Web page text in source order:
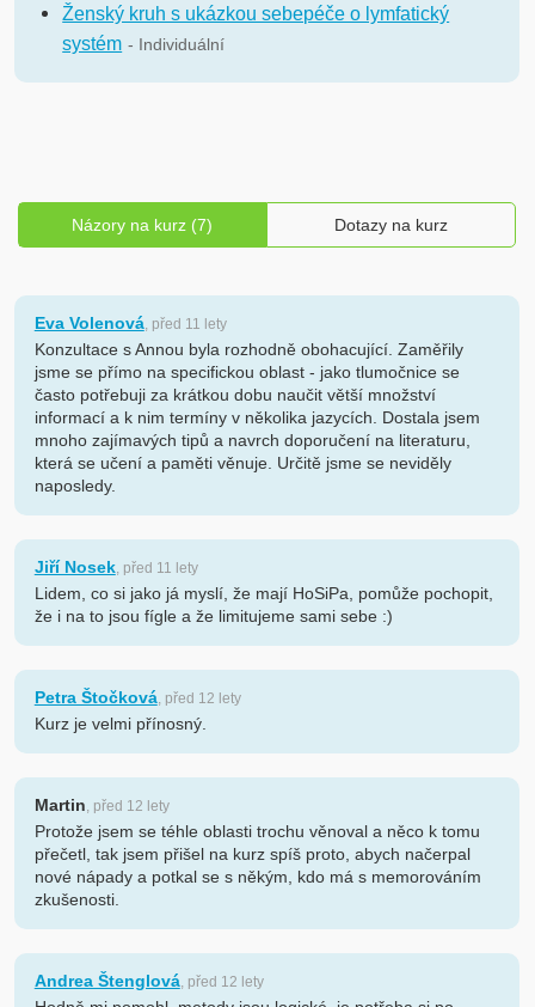
Ženský kruh s ukázkou sebepéče o lymfatický
systém - Individuální
Názory na kurz (7) Dotazy na kurz
Eva Volenová, před 11 lety
Konzultace s Annou byla rozhodně obohacující. Zaměřily
jsme se přímo na specifickou oblast - jako tlumočnice se
často potřebuji za krátkou dobu naučit větší množství
informací a k nim termíny v několika jazycích. Dostala jsem
mnoho zajímavých tipů a navrch doporučení na literaturu,
která se učení a paměti věnuje. Určitě jsme se neviděly
naposledy.
Jiří Nosek, před 11 lety
Lidem, co si jako já myslí, že mají HoSiPa, pomůže pochopit,
že i na to jsou fígle a že limitujeme sami sebe :)
Petra Štočková, před 12 lety
Kurz je velmi přínosný.
Martin, před 12 lety
Protože jsem se téhle oblasti trochu věnoval a něco k tomu
přečetl, tak jsem přišel na kurz spíš proto, abych načerpal
nové nápady a potkal se s někým, kdo má s memorováním
zkušenosti.
Andrea Štenglová, před 12 lety